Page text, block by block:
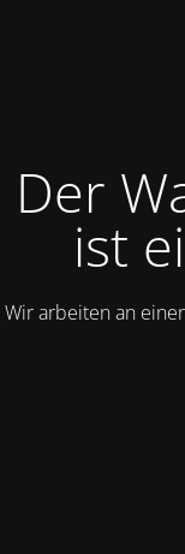
Der
ist
Wir arbeiten an